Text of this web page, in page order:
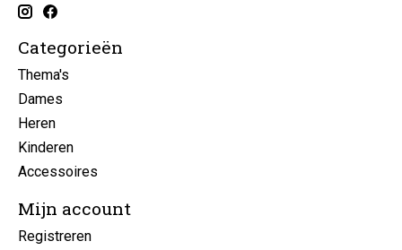
Categorieën
Thema's
Dames
Heren
Kinderen
Accessoires
Mijn account
Registreren